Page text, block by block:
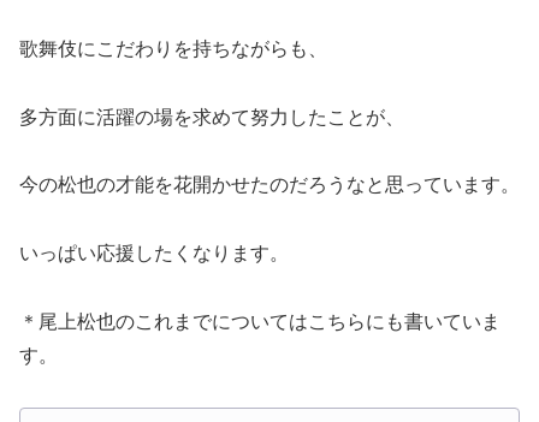
歌舞伎にこだわりを持ちながらも、
多方面に活躍の場を求めて努力したことが、
今の松也の才能を花開かせたのだろうなと思っています。
いっぱい応援したくなります。
＊尾上松也のこれまでについてはこちらにも書いていま
す。